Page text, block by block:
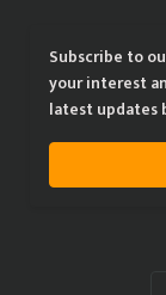
Subscribe to
your interest
latest updates